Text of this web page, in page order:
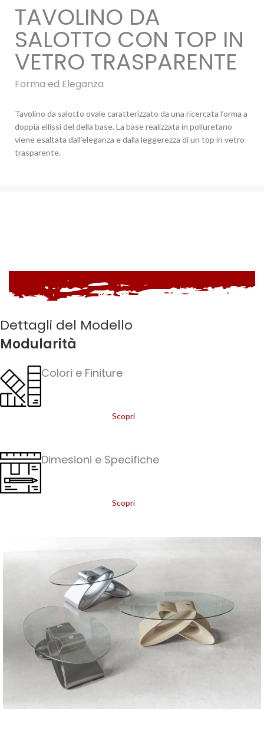
TAVOLINO DA
SALOTTO CON TOP IN
VETRO TRASPARENTE
Forma ed Eleganza
Tavolino da salotto ovale caratterizzato da una ricercata forma a
doppia ellissi del della base. La base realizzata in poliuretano
viene esaltata dall’eleganza e dalla leggerezza di un top in vetro
trasparente.
Dettagli del Modello
Modularità
Colori e Finiture
Scopri
Dimesioni e Specifiche
Scopri